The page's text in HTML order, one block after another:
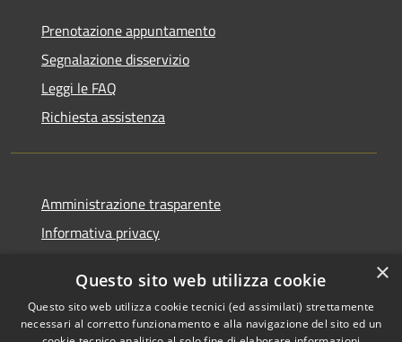
Prenotazione appuntamento
Segnalazione disservizio
Leggi le FAQ
Richiesta assistenza
Amministrazione trasparente
Informativa privacy
Dichiarazione di accessibilità
×
Questo sito web utilizza cookie
Questo sito web utilizza cookie tecnici (ed assimilati) strettamente
necessari al corretto funzionamento e alla navigazione del sito ed un